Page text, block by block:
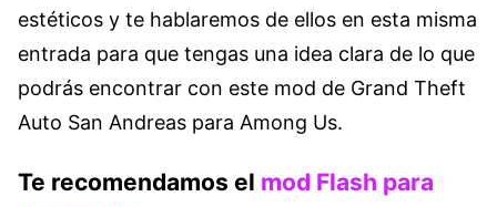
estéticos y te hablaremos de ellos en esta misma
entrada para que tengas una idea clara de lo que
podrás encontrar con este mod de Grand Theft
Auto San Andreas para Among Us.
Te recomendamos el mod Flash para